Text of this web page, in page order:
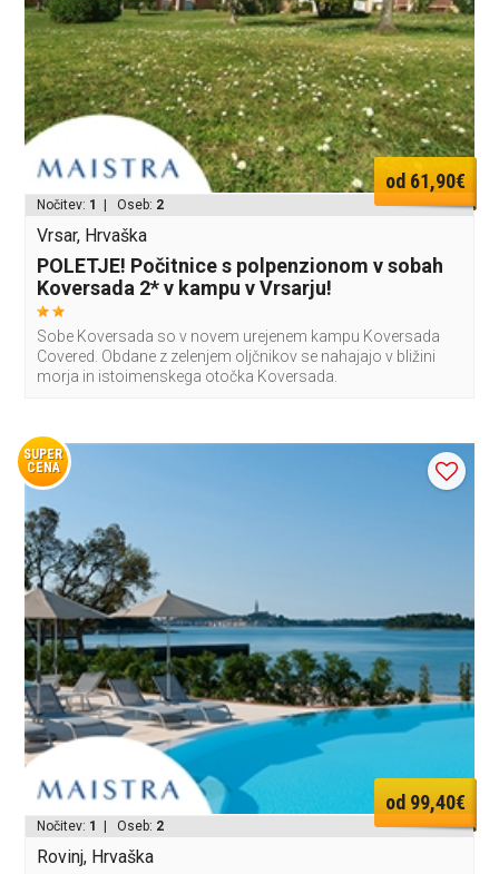
od 61,90€
Nočitev: 1 | Oseb: 2
Vrsar, Hrvaška
POLETJE! Počitnice s polpenzionom v sobah
Koversada 2* v kampu v Vrsarju!
Sobe Koversada so v novem urejenem kampu Koversada
Covered. Obdane z zelenjem oljčnikov se nahajajo v bližini
morja in istoimenskega otočka Koversada.
SUPER
CENA
od 99,40€
Nočitev: 1 | Oseb: 2
Rovinj, Hrvaška